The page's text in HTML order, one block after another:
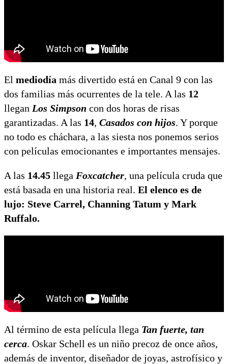
El mediodía más divertido está en Canal 9 con las
dos familias más ocurrentes de la tele. A las 12
llegan Los Simpson con dos horas de risas
garantizadas. A las 14, Casados con hijos. Y porque
no todo es cháchara, a las siesta nos ponemos serios
con películas emocionantes e importantes mensajes.
A las 14.45 llega Foxcatcher, una película cruda que
está basada en una historia real. El elenco es de
lujo: Steve Carrel, Channing Tatum y Mark
Ruffalo.
Al término de esta película llega Tan fuerte, tan
cerca. Oskar Schell es un niño precoz de once años,
además de inventor, diseñador de joyas, astrofísico y